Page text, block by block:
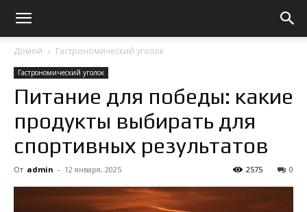
Домой Гастрономический уголок
Гастрономический уголок
Питание для победы: какие
продукты выбирать для
спортивных результатов
От admin - 12 января, 2025 0
2575